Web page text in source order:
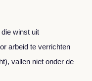
winst uit
arbeid te verrichten
vallen niet onder de